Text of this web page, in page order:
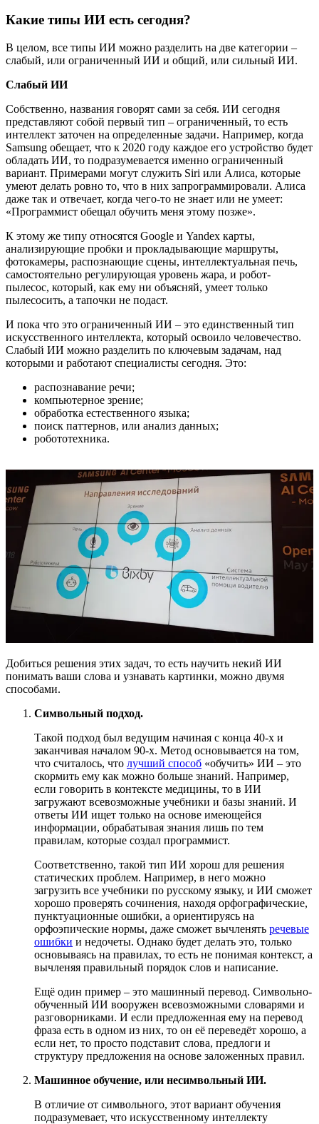
Какие типы ИИ есть сегодня?
В целом, все типы ИИ можно разделить на две категории –
слабый, или ограниченный ИИ и общий, или сильный ИИ.
Слабый ИИ
Собственно, названия говорят сами за себя. ИИ сегодня
представляют собой первый тип – ограниченный, то есть
интеллект заточен на определенные задачи. Например, когда
Samsung обещает, что к 2020 году каждое его устройство будет
обладать ИИ, то подразумевается именно ограниченный
вариант. Примерами могут служить Siri или Алиса, которые
умеют делать ровно то, что в них запрограммировали. Алиса
даже так и отвечает, когда чего-то не знает или не умеет:
«Программист обещал обучить меня этому позже».
К этому же типу относятся Google и Yandex карты,
анализирующие пробки и прокладывающие маршруты,
фотокамеры, распознающие сцены, интеллектуальная печь,
самостоятельно регулирующая уровень жара, и робот-
пылесос, который, как ему ни объясняй, умеет только
пылесосить, а тапочки не подаст.
И пока что это ограниченный ИИ – это единственный тип
искусственного интеллекта, который освоило человечество.
Слабый ИИ можно разделить по ключевым задачам, над
которыми и работают специалисты сегодня. Это:
распознавание речи;
компьютерное зрение;
обработка естественного языка;
поиск паттернов, или анализ данных;
робототехника.
Добиться решения этих задач, то есть научить некий ИИ
понимать ваши слова и узнавать картинки, можно двумя
способами.
Символьный подход.
Такой подход был ведущим начиная с конца 40-х и
заканчивая началом 90-х. Метод основывается на том,
что считалось, что лучший способ «обучить» ИИ – это
скормить ему как можно больше знаний. Например,
если говорить в контексте медицины, то в ИИ
загружают всевозможные учебники и базы знаний. И
ответы ИИ ищет только на основе имеющейся
информации, обрабатывая знания лишь по тем
правилам, которые создал программист.
Соответственно, такой тип ИИ хорош для решения
статических проблем. Например, в него можно
загрузить все учебники по русскому языку, и ИИ сможет
хорошо проверять сочинения, находя орфографические,
пунктуационные ошибки, а ориентируясь на
орфоэпические нормы, даже сможет вычленять речевые
ошибки и недочеты. Однако будет делать это, только
основываясь на правилах, то есть не понимая контекст, а
вычленяя правильный порядок слов и написание.
Ещё один пример – это машинный перевод. Символьно-
обученный ИИ вооружен всевозможными словарями и
разговорниками. И если предложенная ему на перевод
фраза есть в одном из них, то он её переведёт хорошо, а
если нет, то просто подставит слова, предлоги и
структуру предложения на основе заложенных правил.
Машинное обучение, или несимвольный ИИ.
В отличие от символьного, этот вариант обучения
подразумевает, что искусственному интеллекту